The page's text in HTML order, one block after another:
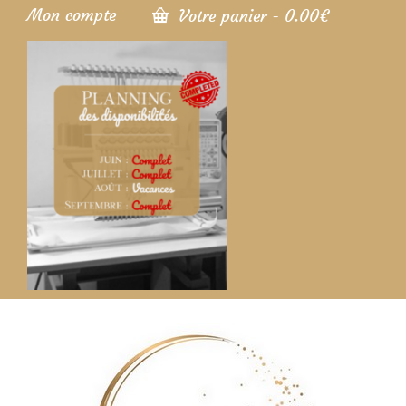
Mon compte Votre panier - 0.00€